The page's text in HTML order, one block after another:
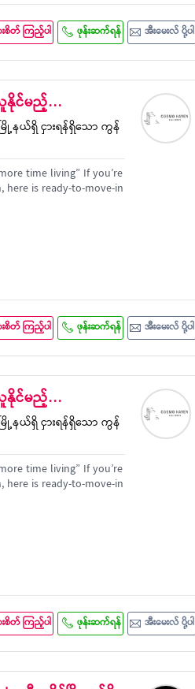
စိတ် ကြည့်ပါ ဖုန်းဆက်ရန် အီးမေးလ် ပို့ပါ
ယူနိုင်မည့်…
မြို့နယ်ရှိ ငှားရန်ရှိသော ကွန်
time living” If you’re
here is ready-to-move-in
စိတ် ကြည့်ပါ ဖုန်းဆက်ရန် အီးမေးလ် ပို့ပါ
ယူနိုင်မည့်…
မြို့နယ်ရှိ ငှားရန်ရှိသော ကွန်
time living” If you’re
here is ready-to-move-in
စိတ် ကြည့်ပါ ဖုန်းဆက်ရန် အီးမေးလ် ပို့ပါ